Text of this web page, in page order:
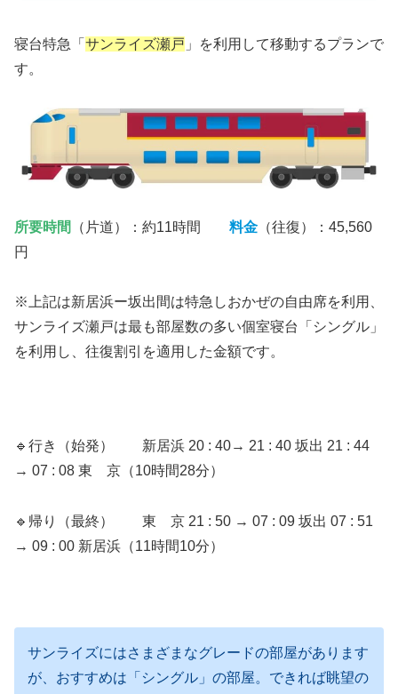
寝台特急「 サンライズ瀬戸 」を利用して移動するプランで
す。
所要時間 （片道）：約11時間 料金 （往復）：45,560
円
※上記は新居浜ー坂出間は特急しおかぜの自由席を利用、
サンライズ瀬戸は最も部屋数の多い個室寝台「シングル」
を利用し、往復割引を適用した金額です。
🔹行き（始発） 新居浜 20 : 40→ 21 : 40 坂出 21 : 44
→ 07 : 08 東 京（10時間28分）
🔹帰り（最終） 東 京 21 : 50 → 07 : 09 坂出 07 : 51
→ 09 : 00 新居浜（11時間10分）
サンライズにはさまざまなグレードの部屋があります
が、おすすめは「シングル」の部屋。できれば眺望の